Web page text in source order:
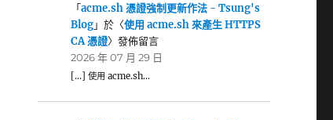
「acme.sh 憑證強制更新作法 - Tsung's
Blog」於〈使用 acme.sh 來產生 HTTPS
CA 憑證〉發佈留言
2026 年 07 月 29 日
[…] 使用 acme.sh…